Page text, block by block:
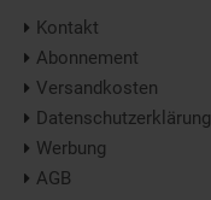
Kontakt
Abonnement
Versandkosten
Datenschutzerklärung
Werbung
AGB